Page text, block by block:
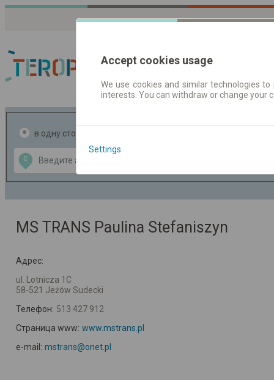
Расписания
в одну сторону
С
Data CC-BY-SA
OpenStreetMap
GeoLite data by
MS TRANS Paulina Stefaniszyn
Адрес:
ul. Lotnicza 1C
58-521 Jeżów Sudecki
Телефон: 513 427 912
Страница www: www.mstrans.pl
e-mail: mstrans@onet.pl
Accept cookies usage
We use cookies and similar technologies
interests. You can withdraw or change
Settings